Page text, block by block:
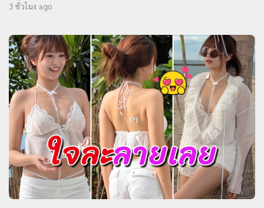
3 ชั่วโมง ago